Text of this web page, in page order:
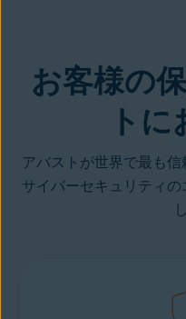
お客様の
ト
アバストが世界で最も
サイバーセキュリティ